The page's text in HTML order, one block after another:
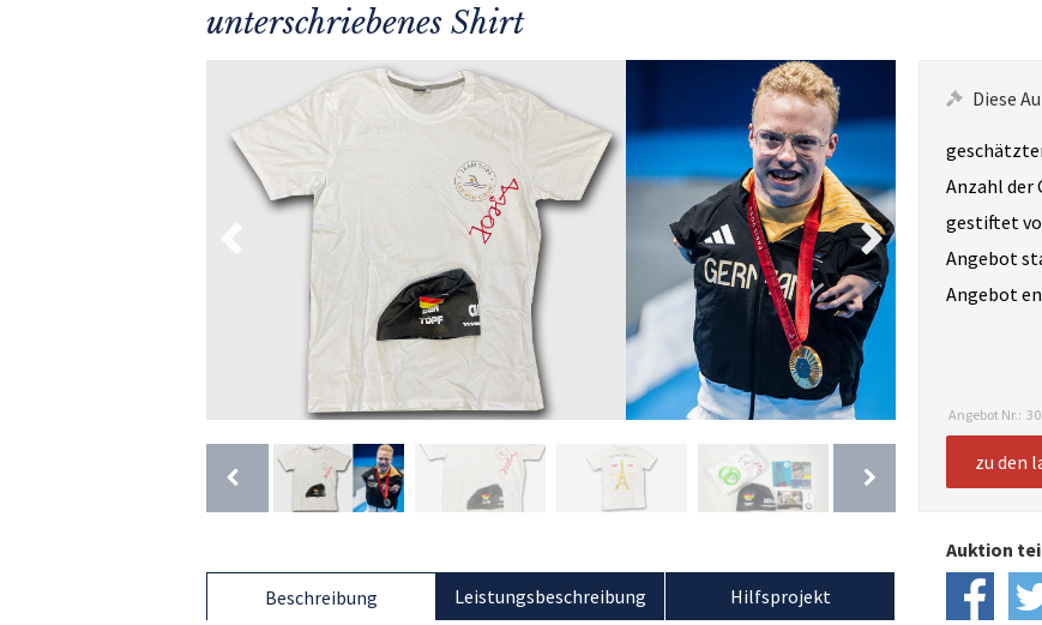
unterschriebenes Shirt
Diese
Anzahl der
gestiftet
Angebot
Angebot
Angebot Nr.:
zu den
Beschreibung Leistungsbeschreibung Hilfsprojekt
Auktion